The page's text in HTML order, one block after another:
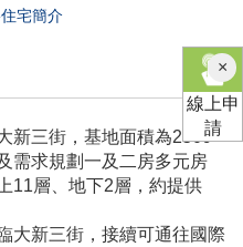
宅簡介
新三街，基地面積為2509
需求規劃一及二房多元房
11層、地下2層，約提供
大新三街，接續可通往國際
×關
閉
線上申
請